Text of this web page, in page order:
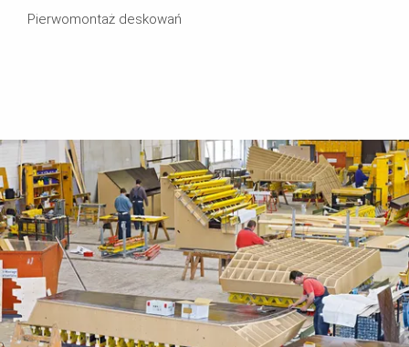
Pierwomontaż deskowań